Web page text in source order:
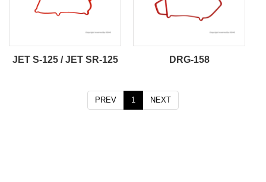
JET S-125 / JET SR-125 DRG-158
PREV 1 NEXT